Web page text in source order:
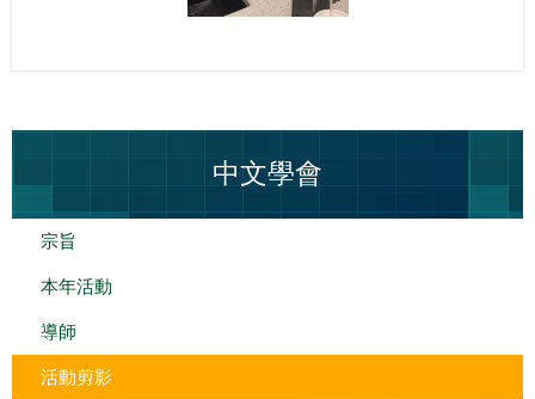
中文學會
宗旨
本年活動
導師
活動剪影